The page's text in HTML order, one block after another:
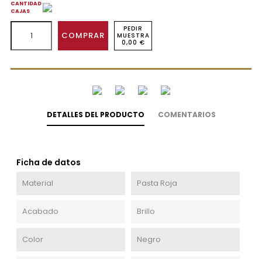
CANTIDAD
CAJAS
COMPRAR
PEDIR
MUESTRA
0,00 €
DETALLES DEL PRODUCTO COMENTARIOS
Ficha de datos
Material Pasta Roja
Acabado Brillo
Color Negro